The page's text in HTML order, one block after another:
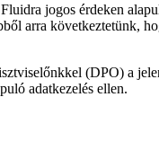
jogos érdeken
arra következtetünk,
(DPO) a
adatkezelés ellen.